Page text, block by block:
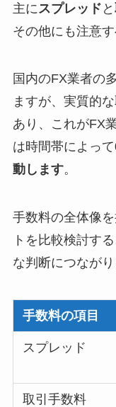
主に スプレッド と
その他にも注意
国内のFX業者の
ますが、実質的
あり、これがFX
は時間帯によって
動します。
手数料の全体像
トを比較検討す
な判断につながり
手数料の項目
スプレッド
取引手数料